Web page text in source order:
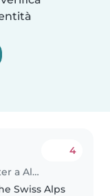
Lavoro per babysitter a Albenga
4
Swiss Alps